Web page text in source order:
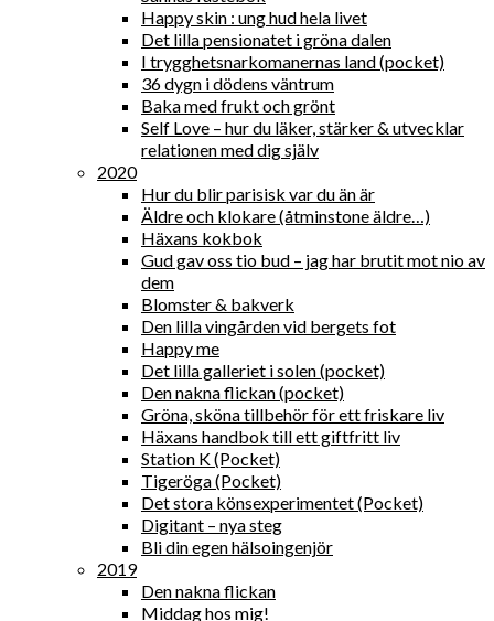
Happy skin : ung hud hela livet
Det lilla pensionatet i gröna dalen
I trygghetsnarkomanernas land (pocket)
36 dygn i dödens väntrum
Baka med frukt och grönt
Self Love – hur du läker, stärker & utvecklar
relationen med dig själv
2020
Hur du blir parisisk var du än är
Äldre och klokare (åtminstone äldre…)
Häxans kokbok
Gud gav oss tio bud – jag har brutit mot nio av
dem
Blomster & bakverk
Den lilla vingården vid bergets fot
Happy me
Det lilla galleriet i solen (pocket)
Den nakna flickan (pocket)
Gröna, sköna tillbehör för ett friskare liv
Häxans handbok till ett giftfritt liv
Station K (Pocket)
Tigeröga (Pocket)
Det stora könsexperimentet (Pocket)
Digitant – nya steg
Bli din egen hälsoingenjör
2019
Den nakna flickan
Middag hos mig!